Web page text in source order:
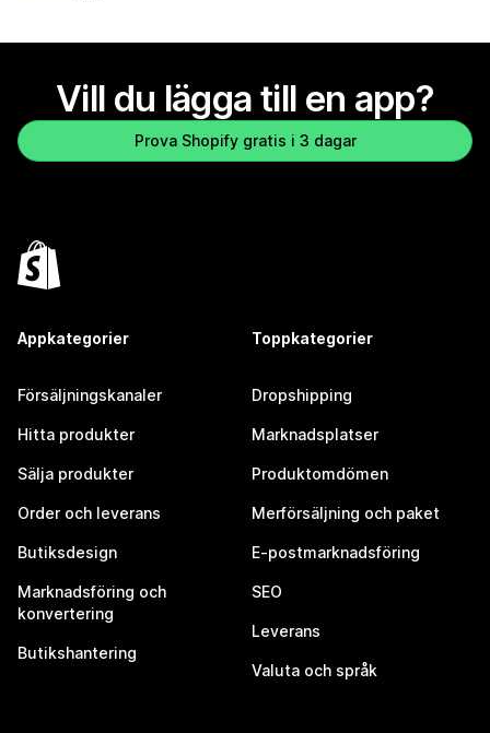
Vill du lägga till en app?
Prova Shopify gratis i 3 dagar
Appkategorier
Försäljningskanaler
Hitta produkter
Sälja produkter
Order och leverans
Butiksdesign
Marknadsföring och
konvertering
Butikshantering
Toppkategorier
Dropshipping
Marknadsplatser
Produktomdömen
Merförsäljning och paket
E-postmarknadsföring
SEO
Leverans
Valuta och språk